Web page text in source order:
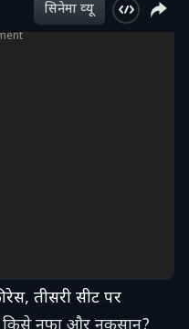
सिनेमा व्‍यू
तीसरी सीट पर